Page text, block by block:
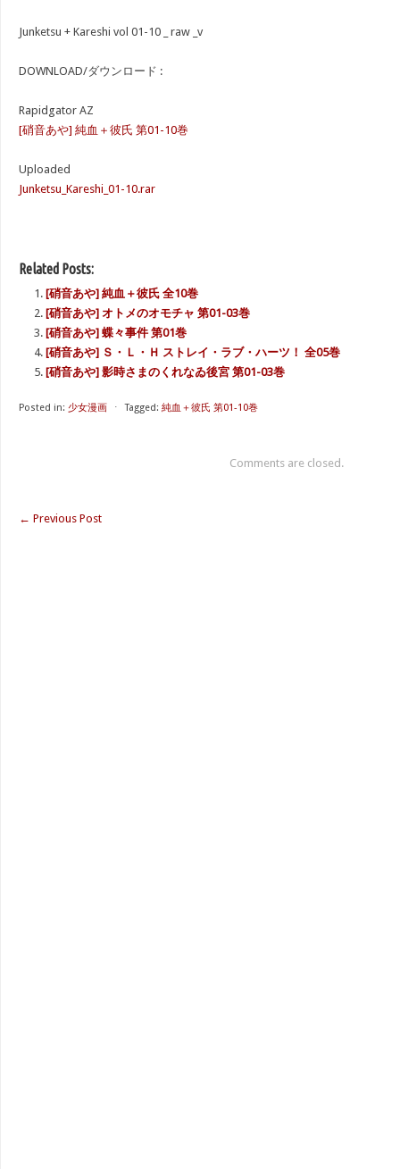
Junketsu + Kareshi vol 01-10 _ raw _v
DOWNLOAD/ダウンロード :
Rapidgator AZ
[硝音あや] 純血＋彼氏 第01-10巻
Uploaded
Junketsu_Kareshi_01-10.rar
Related Posts:
[硝音あや] 純血＋彼氏 全10巻
[硝音あや] オトメのオモチャ 第01-03巻
[硝音あや] 蝶々事件 第01巻
[硝音あや] Ｓ・Ｌ・Ｈ ストレイ・ラブ・ハーツ！ 全05巻
[硝音あや] 影時さまのくれなゐ後宮 第01-03巻
Posted in: 少女漫画 ⋅ Tagged: 純血＋彼氏 第01-10巻
Comments are closed.
← Previous Post